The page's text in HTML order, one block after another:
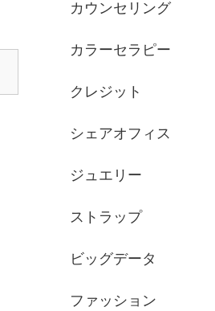
カウンセリング
カラーセラピー
クレジット
シェアオフィス
ジュエリー
ストラップ
ビッグデータ
ファッション